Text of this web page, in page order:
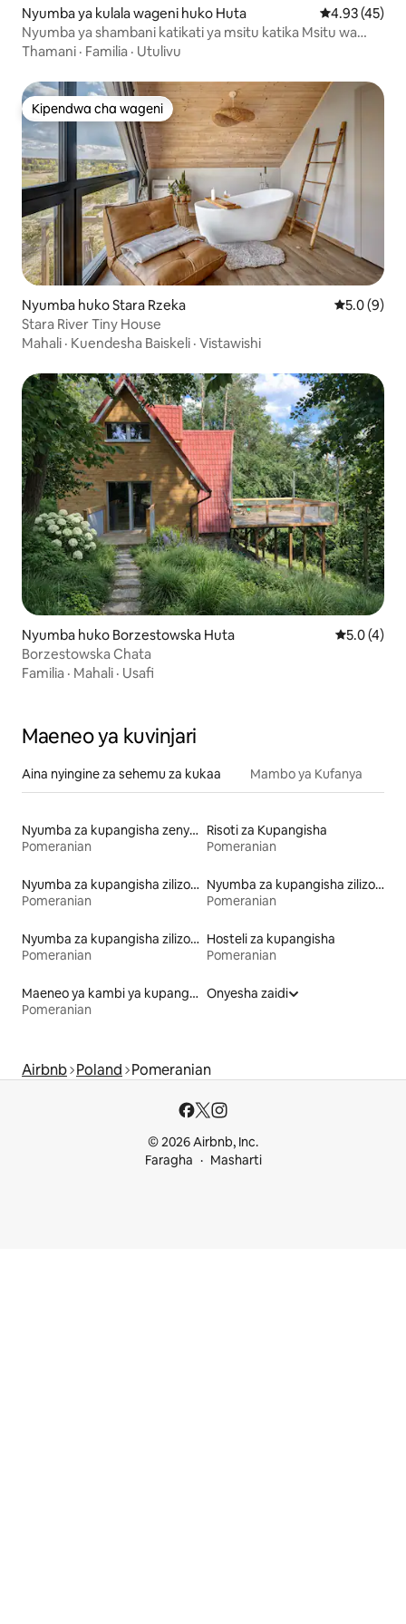
Nyumba ya kulala wageni huko Huta Ukadiriaji wa
4.93 (45)
Nyumba ya shambani katikati ya msitu katika Msitu wa
Tuchola
Thamani · Familia · Utulivu
Kipendwa cha wageni
Kipendwa cha wageni
Nyumba huko Stara Rzeka Ukadiriaji
5.0 (9)
Stara River Tiny House
Mahali · Kuendesha Baiskeli · Vistawishi
Nyumba huko Borzestowska Huta Ukadiriaji
5.0 (4)
Borzestowska Chata
Familia · Mahali · Usafi
Maeneo ya kuvinjari
Aina nyingine za sehemu za kukaa Mambo ya Kufanya
Nyumba za kupangisha zenye kiamsha kinywa
Pomeranian
Risoti za Kupangisha
Pomeranian
Nyumba za kupangisha zilizo na kitanda chenye urefu unaoweza kufikika
Pomeranian
Nyumba za kupangisha zilizo na ufikiaji wa ufukweni
Pomeranian
Nyumba za kupangisha zilizo na beseni la maji moto
Pomeranian
Hosteli za kupangisha
Pomeranian
Maeneo ya kambi ya kupangisha
Pomeranian
Onyesha zaidi
Airbnb Poland Pomeranian
© 2026 Airbnb, Inc.
Faragha
Masharti